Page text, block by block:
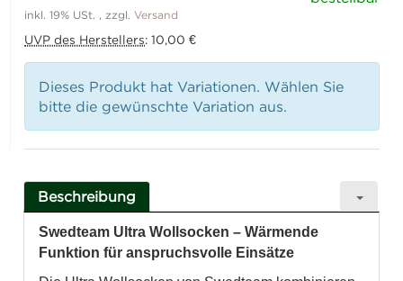
inkl. 19% USt. , zzgl.Versand
UVP des Herstellers:10,00 €
Dieses Produkt hat Variationen. Wählen Sie
bitte die gewünschte Variation aus.
Beschreibung
Swedteam Ultra Wollsocken – Wärmende
Funktion für anspruchsvolle Einsätze